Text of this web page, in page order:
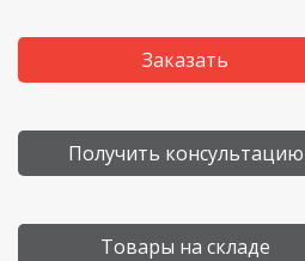
Заказать
Получить консультацию
Товары на складе